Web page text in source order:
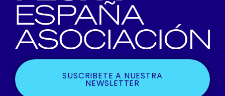
SUSCRIBETE A NUESTRA
NEWSLETTER